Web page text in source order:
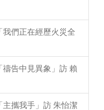
們正在經歷火災全
告中見異象」訪 賴
攜我手」訪 朱怡潔